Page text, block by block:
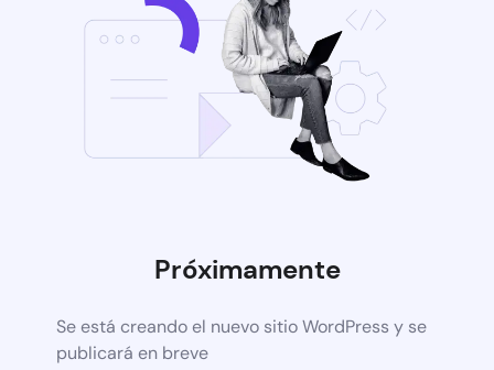
Próximamente
Se está creando el nuevo sitio WordPress y se
publicará en breve